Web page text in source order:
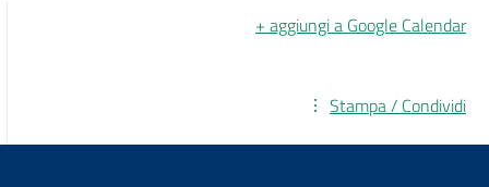
+ aggiungi a Google Calendar
Stampa / Condividi